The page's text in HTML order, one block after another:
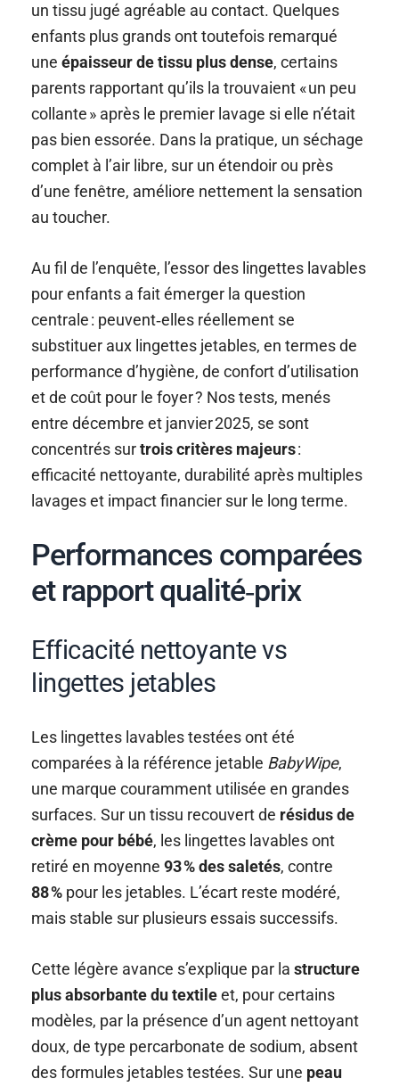
un tissu jugé agréable au contact. Quelques
enfants plus grands ont toutefois remarqué
uneépaisseur de tissu plus dense, certains
parents rapportant qu’ils la trouvaient « un peu
collante » après le premier lavage si elle n’était
pas bien essorée. Dans la pratique, un séchage
complet à l’air libre, sur un étendoir ou près
d’une fenêtre, améliore nettement la sensation
au toucher.
Au fil de l’enquête, l’essor des lingettes lavables
pour enfants a fait émerger la question
centrale : peuvent‑elles réellement se
substituer aux lingettes jetables, en termes de
performance d’hygiène, de confort d’utilisation
et de coût pour le foyer ? Nos tests, menés
entre décembre et janvier 2025, se sont
concentrés surtrois critères majeurs:
efficacité nettoyante, durabilité après multiples
lavages et impact financier sur le long terme.
Performances comparées
et rapport qualité‑prix
Efficacité nettoyante vs
lingettes jetables
Les lingettes lavables testées ont été
comparées à la référence jetable BabyWipe,
une marque couramment utilisée en grandes
surfaces. Sur un tissu recouvert de résidus de
crème pour bébé, les lingettes lavables ont
retiré en moyenne93 % des saletés, contre
88 % pour les jetables. L’écart reste modéré,
mais stable sur plusieurs essais successifs.
Cette légère avance s’explique par lastructure
plus absorbante du textileet, pour certains
modèles, par la présence d’un agent nettoyant
doux, de type percarbonate de sodium, absent
des formules jetables testées. Sur une peau